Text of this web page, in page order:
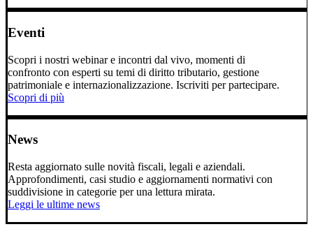
Eventi
Scopri i nostri webinar e incontri dal vivo, momenti di
confronto con esperti su temi di diritto tributario, gestione
patrimoniale e internazionalizzazione. Iscriviti per partecipare.
Scopri di più
News
Resta aggiornato sulle novità fiscali, legali e aziendali.
Approfondimenti, casi studio e aggiornamenti normativi con
suddivisione in categorie per una lettura mirata.
Leggi le ultime news